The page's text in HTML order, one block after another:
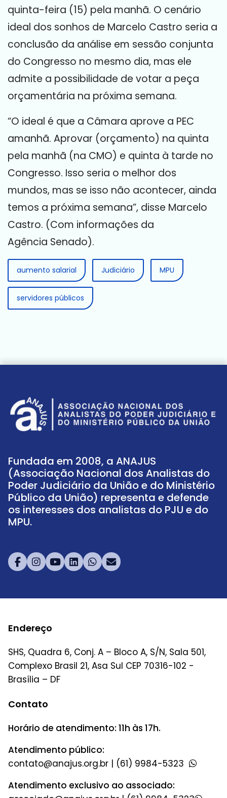
quinta-feira (15) pela manhã. O cenário
ideal dos sonhos de Marcelo Castro seria a
conclusão da análise em sessão conjunta
do Congresso no mesmo dia, mas ele
admite a possibilidade de votar a peça
orçamentária na próxima semana.
“O ideal é que a Câmara aprove a PEC
amanhã. Aprovar (orçamento) na quinta
pela manhã (na CMO) e quinta à tarde no
Congresso. Isso seria o melhor dos
mundos, mas se isso não acontecer, ainda
temos a próxima semana”, disse Marcelo
Castro. (Com informações da
Agência Senado).
aumento salarial Judiciário MPU
servidores públicos
Fundada em 2008, a ANAJUS
(Associação Nacional dos Analistas do
Poder Judiciário da União e do Ministério
Público da União) representa e defende
os interesses dos analistas do PJU e do
MPU.
Endereço
SHS, Quadra 6, Conj. A – Bloco A, S/N, Sala 501,
Complexo Brasil 21, Asa Sul CEP 70316-102 -
Brasília – DF
Contato
Horário de atendimento: 11h às 17h.
Atendimento público:
| (61) 9984-5323
Atendimento exclusivo ao associado: